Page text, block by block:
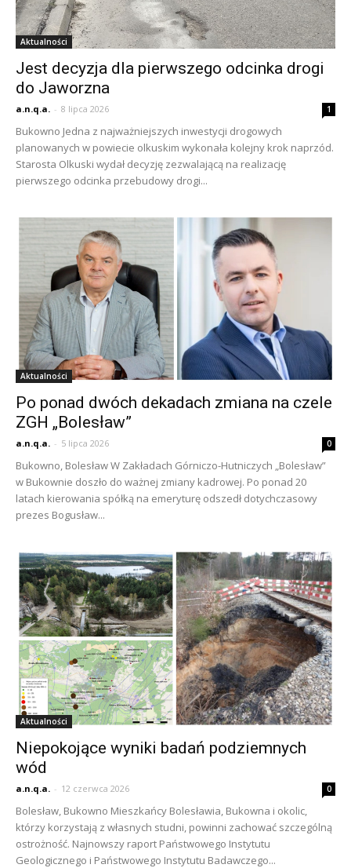
Aktualności
Jest decyzja dla pierwszego odcinka drogi
do Jaworzna
a.n.q.a. - 8 lipca 2026 1
Bukowno Jedna z najważniejszych inwestycji drogowych
planowanych w powiecie olkuskim wykonała kolejny krok naprzód.
Starosta Olkuski wydał decyzję zezwalającą na realizację
pierwszego odcinka przebudowy drogi...
Aktualności
Po ponad dwóch dekadach zmiana na czele
ZGH „Bolesław”
a.n.q.a. - 5 lipca 2026 0
Bukowno, Bolesław W Zakładach Górniczo-Hutniczych „Bolesław”
w Bukownie doszło do ważnej zmiany kadrowej. Po ponad 20
latach kierowania spółką na emeryturę odszedł dotychczasowy
prezes Bogusław...
Aktualności
Niepokojące wyniki badań podziemnych
wód
a.n.q.a. - 12 czerwca 2026 0
Bolesław, Bukowno Mieszkańcy Bolesławia, Bukowna i okolic,
którzy korzystają z własnych studni, powinni zachować szczególną
ostrożność. Najnowszy raport Państwowego Instytutu
Geologicznego i Państwowego Instytutu Badawczego...